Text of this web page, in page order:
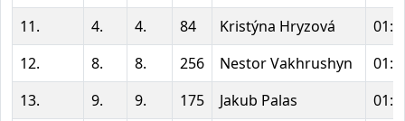
11.
4. 4. 84 Kristýna Hryzová
12.
8. 8. 256 Nestor Vakhrushyn
13.
9. 9. 175 Jakub Palas